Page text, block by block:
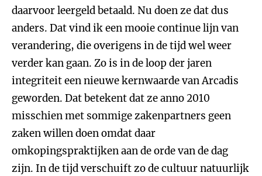
daarvoor leergeld betaald. Nu doen ze dat dus
anders. Dat vind ik een mooie continue lijn van
verandering, die overigens in de tijd wel weer
verder kan gaan. Zo is in de loop der jaren
integriteit een nieuwe kernwaarde van Arcadis
geworden. Dat betekent dat ze anno 2010
misschien met sommige zakenpartners geen
zaken willen doen omdat daar
omkopingspraktijken aan de orde van de dag
zijn. In de tijd verschuift zo de cultuur natuurlijk